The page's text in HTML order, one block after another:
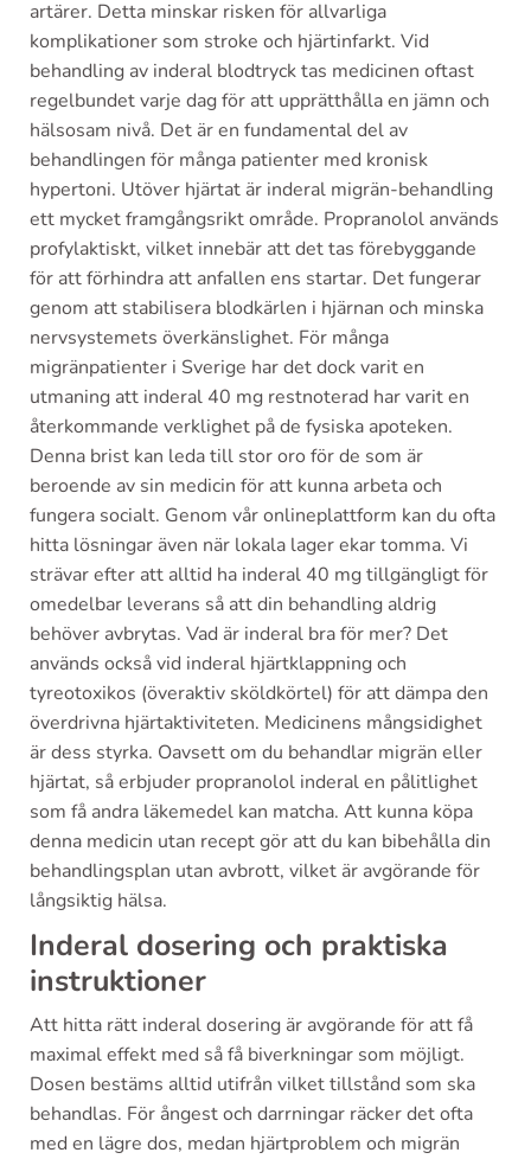
artärer. Detta minskar risken för allvarliga
komplikationer som stroke och hjärtinfarkt. Vid
behandling av inderal blodtryck tas medicinen oftast
regelbundet varje dag för att upprätthålla en jämn och
hälsosam nivå. Det är en fundamental del av
behandlingen för många patienter med kronisk
hypertoni. Utöver hjärtat är inderal migrän-behandling
ett mycket framgångsrikt område. Propranolol används
profylaktiskt, vilket innebär att det tas förebyggande
för att förhindra att anfallen ens startar. Det fungerar
genom att stabilisera blodkärlen i hjärnan och minska
nervsystemets överkänslighet. För många
migränpatienter i Sverige har det dock varit en
utmaning att inderal 40 mg restnoterad har varit en
återkommande verklighet på de fysiska apoteken.
Denna brist kan leda till stor oro för de som är
beroende av sin medicin för att kunna arbeta och
fungera socialt. Genom vår onlineplattform kan du ofta
hitta lösningar även när lokala lager ekar tomma. Vi
strävar efter att alltid ha inderal 40 mg tillgängligt för
omedelbar leverans så att din behandling aldrig
behöver avbrytas. Vad är inderal bra för mer? Det
används också vid inderal hjärtklappning och
tyreotoxikos (överaktiv sköldkörtel) för att dämpa den
överdrivna hjärtaktiviteten. Medicinens mångsidighet
är dess styrka. Oavsett om du behandlar migrän eller
hjärtat, så erbjuder propranolol inderal en pålitlighet
som få andra läkemedel kan matcha. Att kunna köpa
denna medicin utan recept gör att du kan bibehålla din
behandlingsplan utan avbrott, vilket är avgörande för
långsiktig hälsa.
Inderal dosering och praktiska
instruktioner
Att hitta rätt inderal dosering är avgörande för att få
maximal effekt med så få biverkningar som möjligt.
Dosen bestäms alltid utifrån vilket tillstånd som ska
behandlas. För ångest och darrningar räcker det ofta
med en lägre dos, medan hjärtproblem och migrän